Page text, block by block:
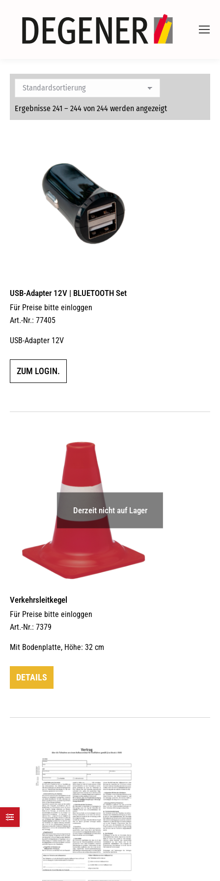
Ergebnisse 241 – 244 von 244 werden angezeigt
USB-Adapter 12V | BLUETOOTH Set
Für Preise bitte einloggen
Art.-Nr.: 77405
USB-Adapter 12V
ZUM LOGIN.
Derzeit nicht auf Lager
Verkehrsleitkegel
Für Preise bitte einloggen
Art.-Nr.: 7379
Mit Bodenplatte, Höhe: 32 cm
DETAILS